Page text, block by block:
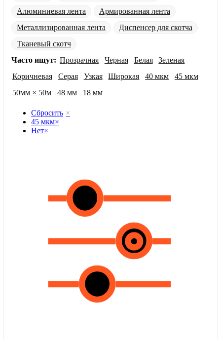
Алюминиевая лента
Армированная лента
Металлизированная лента
Диспенсер для скотча
Тканевый скотч
Часто ищут: Прозрачная Черная Белая
Зеленая
Коричневая
Серая Узкая Широкая 40 мкм
45 мкм
50мм × 50м
48 мм 18 мм
Сбросить ×
45 мкм×
Нет×